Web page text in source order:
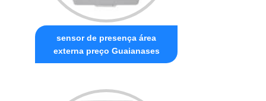
sensor de presença área
externa preço Guaianases